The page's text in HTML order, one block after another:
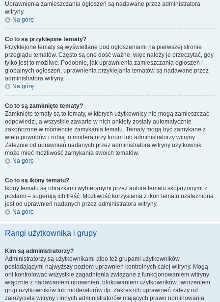
Uprawnienia zamieszczania ogłoszeń są nadawane przez administratora
witryny.
Na górę
Co to są przyklejone tematy?
Przyklejone tematy są wyświetlane pod ogłoszeniami na pierwszej stronie
przeglądu tematów. Często są one dość ważne, więc należy je przeczytać, gdy
tylko jest to możliwe. Podobnie, jak uprawnienia zamieszczania ogłoszeń i
globalnych ogłoszeń, uprawnienia przyklejania tematów są nadawane przez
administratora witryny.
Na górę
Co to są zamknięte tematy?
Zamknięte tematy są to tematy, w których użytkownicy nie mogą zamieszczać
odpowiedzi, a wszystkie zawarte w nich ankiety zostały automatycznie
zakończone w momencie zamykania tematu. Tematy mogą być zamykane z
wielu powodów i robią to moderatorzy forum lub administratorzy witryny.
Zależnie od uprawnień nadanych przez administratora witryny użytkownik
może mieć możliwość zamykania swoich tematów.
Na górę
Co to są ikony tematu?
Ikony tematu są obrazkami wybieranymi przez autora tematu skojarzonymi z
postami – sugerują ich treść. Możliwość korzystania z ikon tematu uzależniona
jest od uprawnień nadanych przez administratora witryny.
Na górę
Rangi użytkownika i grupy
Kim są administratorzy?
Administratorzy są użytkownikami albo też grupami użytkowników
posiadającymi najwyższy poziom uprawnień kontrolnych całej witryny. Mogą
oni kontrolować wszystkie zagadnienia związane z funkcjonowaniem witryny
włącznie z nadawaniem uprawnień, blokowaniem użytkowników, tworzeniem
grup użytkowników lub moderatorów itp. Zakres ich uprawnień zależy od
założyciela witryny i innych administratorów mających prawo nominowania